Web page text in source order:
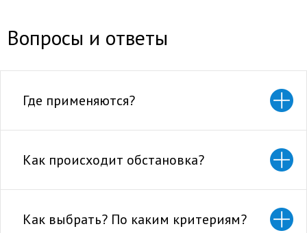
Вопросы и ответы
Где применяются?
Как происходит обстановка?
Как выбрать? По каким критериям?